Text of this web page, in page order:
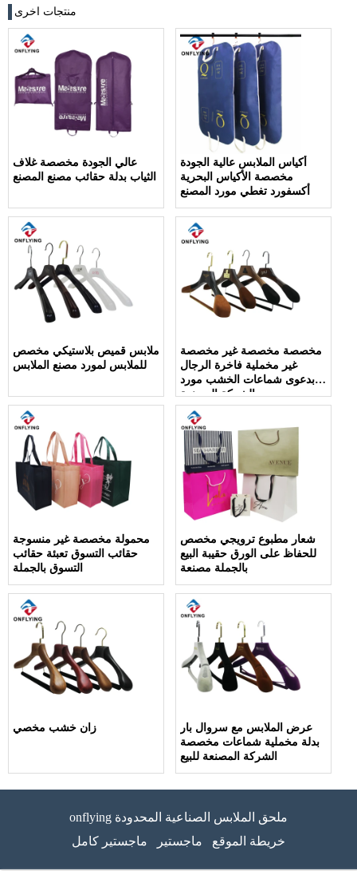
منتجات اخرى
عالي الجودة مخصصة غلاف
الثياب بدلة حقائب مصنع المصنع
أكياس الملابس عالية الجودة
مخصصة الأكياس البحرية
أكسفورد تغطي مورد المصنع
ملابس قميص بلاستيكي مخصص
للملابس لمورد مصنع الملابس
مخصصة مخصصة غير مخصصة
غير مخملية فاخرة الرجال
بدعوى شماعات الخشب مورد
الشركة المصنعة
محمولة مخصصة غير منسوجة
حقائب التسوق تعبئة حقائب
التسوق بالجملة
شعار مطبوع ترويجي مخصص
للحفاظ على الورق حقيبة البيع
بالجملة مصنعة
زان خشب مخصي
عرض الملابس مع سروال بار
بدلة مخملية شماعات مخصصة
الشركة المصنعة للبيع
onflying ملحق الملابس الصناعية المحدودة
خريطة الموقع
ماجستير ماجستير كامل